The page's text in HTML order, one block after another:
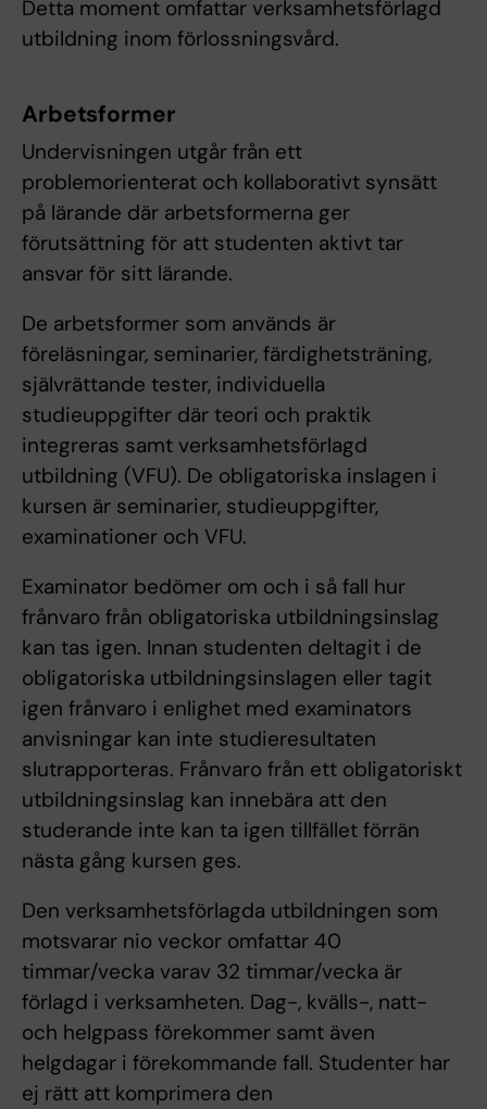
Detta moment omfattar verksamhetsförlagd
utbildning inom förlossningsvård.
Arbetsformer
Undervisningen utgår från ett
problemorienterat och kollaborativt synsätt
på lärande där arbetsformerna ger
förutsättning för att studenten aktivt tar
ansvar för sitt lärande.
De arbetsformer som används är
föreläsningar, seminarier, färdighetsträning,
självrättande tester, individuella
studieuppgifter där teori och praktik
integreras samt verksamhetsförlagd
utbildning (VFU). De obligatoriska inslagen i
kursen är seminarier, studieuppgifter,
examinationer och VFU.
Examinator bedömer om och i så fall hur
frånvaro från obligatoriska utbildningsinslag
kan tas igen. Innan studenten deltagit i de
obligatoriska utbildningsinslagen eller tagit
igen frånvaro i enlighet med examinators
anvisningar kan inte studieresultaten
slutrapporteras. Frånvaro från ett obligatoriskt
utbildningsinslag kan innebära att den
studerande inte kan ta igen tillfället förrän
nästa gång kursen ges.
Den verksamhetsförlagda utbildningen som
motsvarar nio veckor omfattar 40
timmar/vecka varav 32 timmar/vecka är
förlagd i verksamheten. Dag-, kvälls-, natt-
och helgpass förekommer samt även
helgdagar i förekommande fall. Studenter har
ej rätt att komprimera den